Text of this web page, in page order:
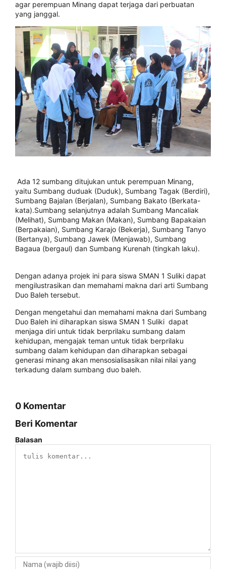
agar perempuan Minang dapat terjaga dari perbuatan
yang janggal.
Ada 12 sumbang ditujukan untuk perempuan Minang,
yaitu Sumbang duduak (Duduk), Sumbang Tagak (Berdiri),
Sumbang Bajalan (Berjalan), Sumbang Bakato (Berkata-
kata).Sumbang selanjutnya adalah Sumbang Mancaliak
(Melihat), Sumbang Makan (Makan), Sumbang Bapakaian
(Berpakaian), Sumbang Karajo (Bekerja), Sumbang Tanyo
(Bertanya), Sumbang Jawek (Menjawab), Sumbang
Bagaua (bergaul) dan Sumbang Kurenah (tingkah laku).
Dengan adanya projek ini para siswa SMAN 1 Suliki dapat
mengilustrasikan dan memahami makna dari arti Sumbang
Duo Baleh tersebut.
Dengan mengetahui dan memahami makna dari Sumbang
Duo Baleh ini diharapkan siswa SMAN 1 Suliki dapat
menjaga diri untuk tidak berprilaku sumbang dalam
kehidupan, mengajak teman untuk tidak berprilaku
sumbang dalam kehidupan dan diharapkan sebagai
generasi minang akan mensosialisasikan nilai nilai yang
terkadung dalam sumbang duo baleh.
0 Komentar
Beri Komentar
Balasan